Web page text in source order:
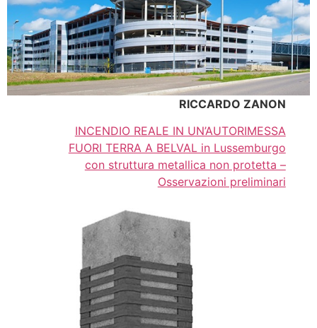
RICCARDO ZANON
INCENDIO REALE IN UN’AUTORIMESSA
FUORI TERRA A BELVAL in Lussemburgo
con struttura metallica non protetta –
Osservazioni preliminari